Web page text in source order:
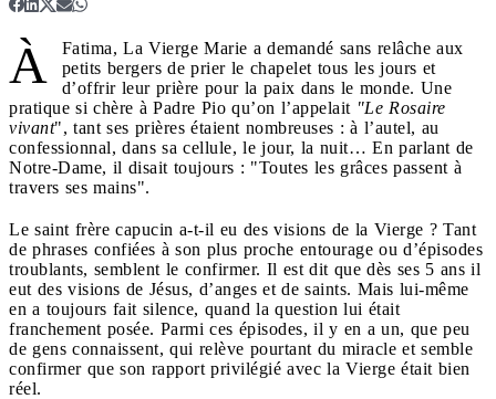
À
Fatima, La Vierge Marie a demandé sans relâche aux
petits bergers de prier le chapelet tous les jours et
d’offrir leur prière pour la paix dans le monde. Une
pratique si chère à Padre Pio qu’on l’appelait "Le Rosaire
vivant", tant ses prières étaient nombreuses : à l’autel, au
confessionnal, dans sa cellule, le jour, la nuit… En parlant de
Notre-Dame, il disait toujours : "Toutes les grâces passent à
travers ses mains".
Le saint frère capucin a-t-il eu des visions de la Vierge ? Tant
de phrases confiées à son plus proche entourage ou d’épisodes
troublants, semblent le confirmer. Il est dit que dès ses 5 ans il
eut des visions de Jésus, d’anges et de saints. Mais lui-même
en a toujours fait silence, quand la question lui était
franchement posée. Parmi ces épisodes, il y en a un, que peu
de gens connaissent, qui relève pourtant du miracle et semble
confirmer que son rapport privilégié avec la Vierge était bien
réel.